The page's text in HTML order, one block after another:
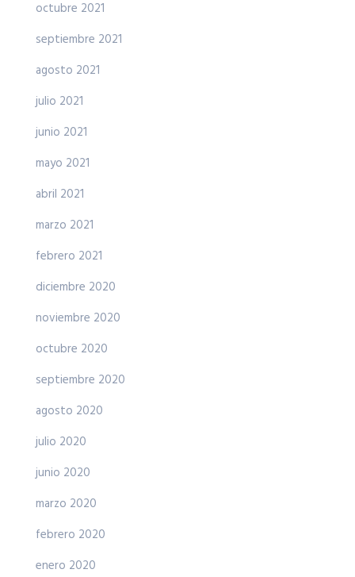
octubre 2021
septiembre 2021
agosto 2021
julio 2021
junio 2021
mayo 2021
abril 2021
marzo 2021
febrero 2021
diciembre 2020
noviembre 2020
octubre 2020
septiembre 2020
agosto 2020
julio 2020
junio 2020
marzo 2020
febrero 2020
enero 2020